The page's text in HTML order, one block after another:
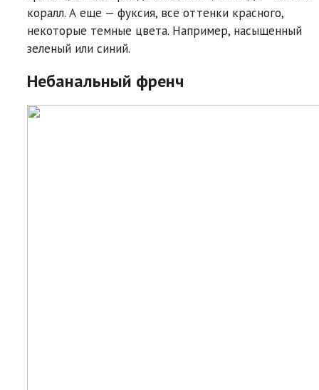
коралл. А еще — фуксия, все оттенки красного,
некоторые темные цвета. Например, насыщенный
зеленый или синий.
Небанальный френч